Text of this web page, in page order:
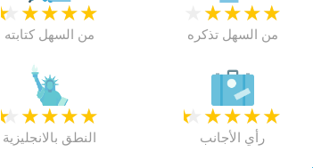
★
★
★
★
★
من السهل كتابته
★
★
★
★
من السهل تذكره
★
★
★
★
★
النطق بالانجليزية
★
★
★
★
★
رأي الأجانب